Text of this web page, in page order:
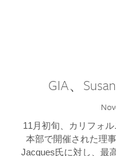
GIA、
11月初旬、カリフォ
本部で開催された理
Jacques氏に対し、最